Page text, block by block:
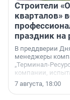
Строители
кварталов»
праздник на
В преддверии
менеджеры
„Терминал-
компании,
осторожного
7 августа, 18:00